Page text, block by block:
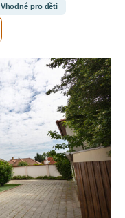
Vhodné pro děti